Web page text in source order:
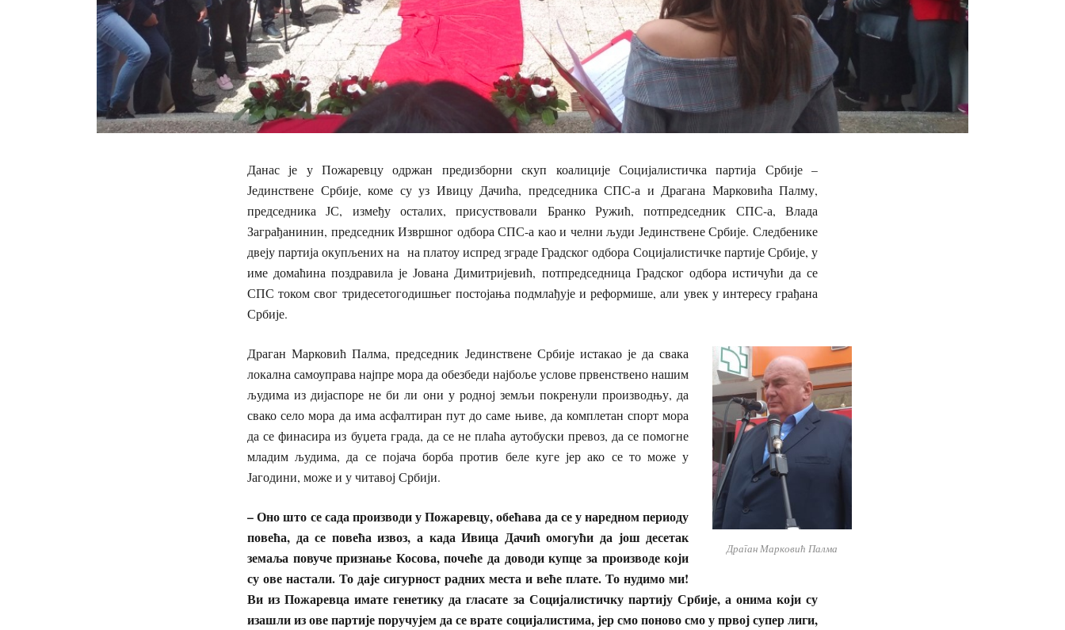
Данас је у Пожаревцу одржан предизборни скуп коалиције Социјалистичка партија Србије –
Јединствене Србије, коме су уз Ивицу Дачића, председника СПС-а и Драгана Марковића Палму,
председника ЈС, између осталих, присуствовали Бранко Ружић, потпредседник СПС-а, Влада
Заграђанинин, председник Извршног одбора СПС-а као и челни људи Јединствене Србије. Следбенике
двеју партија окупљених на на платоу испред зграде Градског одбора Социјалистичке партије Србије, у
име домаћина поздравила је Јована Димитријевић, потпредседница Градског одбора истичући да се
СПС током свог тридесетогодишњег постојања подмлађује и реформише, али увек у интересу грађана
Србије.
Драган Марковић Палма
Драган Марковић Палма, председник Јединствене Србије истакао је да свака
локална самоуправа најпре мора да обезбеди најбоље услове првенствено нашим
људима из дијаспоре не би ли они у родној земљи покренули производњу, да
свако село мора да има асфалтиран пут до саме њиве, да комплетан спорт мора
да се финасира из буџета града, да се не плаћа аутобуски превоз, да се помогне
младим људима, да се појача борба против беле куге јер ако се то може у
Јагодини, може и у читавој Србији.
– Оно што се сада производи у Пожаревцу, обећава да се у наредном периоду
повећа, да се повећа извоз, а када Ивица Дачић омогући да још десетак
земаља повуче признање Косова, почеће да доводи купце за производе који
су ове настали. То даје сигурност радних места и веће плате. То нудимо ми!
Ви из Пожаревца имате генетику да гласате за Социјалистичку партију Србије, а онима који су
изашли из ове партије поручујем да се врате социјалистима, јер смо поново смо у првој супер лиги,